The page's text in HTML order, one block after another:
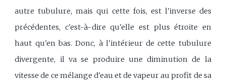
autre tubulure, mais qui cette fois, est l'inverse des
précédentes, c'est-à-dire qu'elle est plus étroite en
haut qu'en bas. Donc, à l'intérieur de cette tubulure
divergente, il va se produire une diminution de la
vitesse de ce mélange d'eau et de vapeur au profit de sa